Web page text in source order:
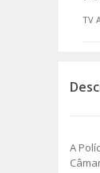
TV
A